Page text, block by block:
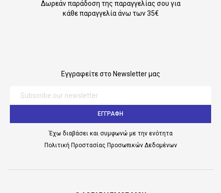
Δωρεάν παράδοση της παραγγελίας σου για
κάθε παραγγελία άνω των 35€
Εγγραφείτε στο Newsletter μας
ΕΓΓΡΑΦΗ
Έχω διαβάσει και συμφωνώ με την ενότητα
Πολιτική Προστασίας Προσωπικών Δεδομένων